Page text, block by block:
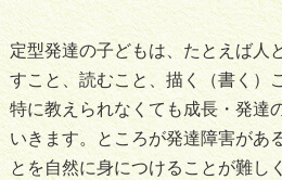
定型発達の子どもは、たとえば人
すこと、読むこと、描く（書く）
特に教えられなくても成長・発達
いきます。ところが発達障害があ
とを自然に身につけることが難し